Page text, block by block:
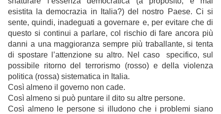
esistita la democrazia in Italia?) del nostro Paese. Ci si
sente, quindi, inadeguati a governare e, per evitare che di
questo si continui a parlare, col rischio di fare ancora più
danni a una maggioranza sempre più traballante, si tenta
di spostare l’attenzione su altro. Nel caso specifico, sul
possibile ritorno del terrorismo (rosso) e della violenza
politica (rossa) sistematica in Italia.
Così almeno il governo non cade.
Così almeno si può puntare il dito su altre persone.
Così almeno le persone si illudono che i problemi siano